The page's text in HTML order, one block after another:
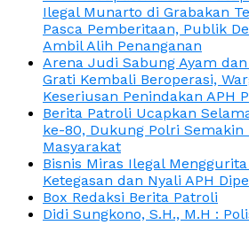
Ilegal Munarto di Grabakan
Pasca Pemberitaan, Publik
Ambil Alih Penanganan
Arena Judi Sabung Ayam
Grati Kembali Beroperasi,
Keseriusan Penindakan APH
Berita Patroli Ucapkan
ke-80, Dukung Polri Semakin
Masyarakat
Bisnis Miras Ilegal
Ketegasan dan Nyali APH
Box Redaksi Berita Patroli
Didi Sungkono, S.H., M.H :